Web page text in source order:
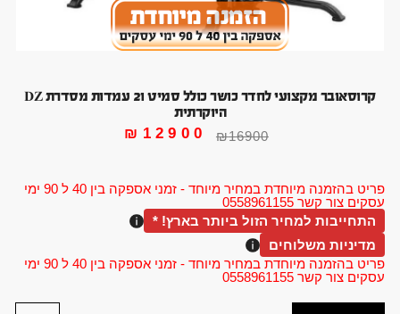
פריט בהזמנה מיוחדת במחיר מיוחד - זמני אספקה בין 40 ל 90 ימי
עסקים צור קשר 0558961155
קרוסאובר מקצועי לחדר כושר כולל סמיט ו2 עמדות מסדרת DZ
היוקרתית
₪16900
₪ 12900
התחייבות למחיר הזול ביותר בארץ! *
מדיניות משלוחים
פריט בהזמנה מיוחדת במחיר מיוחד - זמני אספקה בין 40 ל 90 ימי
עסקים צור קשר 0558961155